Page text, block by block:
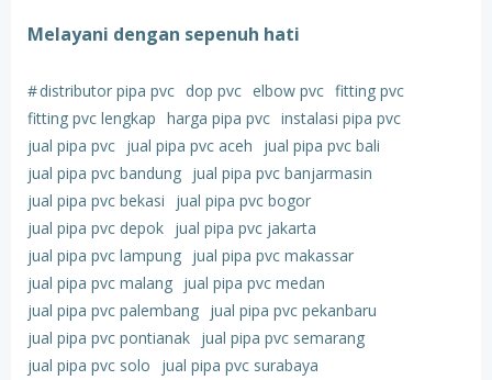
Melayani dengan sepenuh hati
#distributor pipa pvc dop pvc elbow pvc fitting pvc
fitting pvc lengkap harga pipa pvc instalasi pipa pvc
jual pipa pvc jual pipa pvc aceh
jual pipa pvc bali
jual pipa pvc bandung jual pipa pvc banjarmasin
jual pipa pvc bekasi
jual pipa pvc bogor
jual pipa pvc depok jual pipa pvc jakarta
jual pipa pvc lampung jual pipa pvc makassar
jual pipa pvc malang jual pipa pvc medan
jual pipa pvc palembang jual pipa pvc pekanbaru
jual pipa pvc pontianak jual pipa pvc semarang
jual pipa pvc solo
jual pipa pvc surabaya